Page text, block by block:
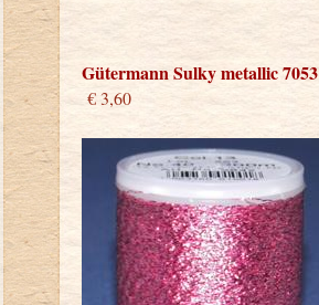
Gütermann Sulky metallic 7053
€ 3,60